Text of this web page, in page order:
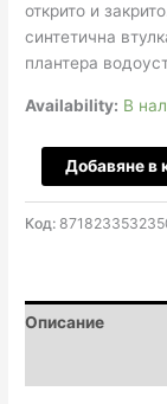
открито и
синтетична
плантера
Availability: В
количество
за
Darcy
-
Добавяне в
Код:
Описание